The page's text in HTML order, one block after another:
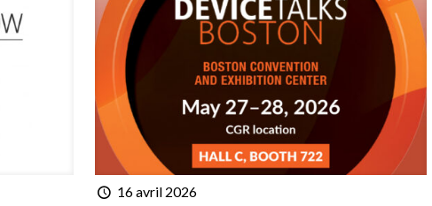
16 avril 2026